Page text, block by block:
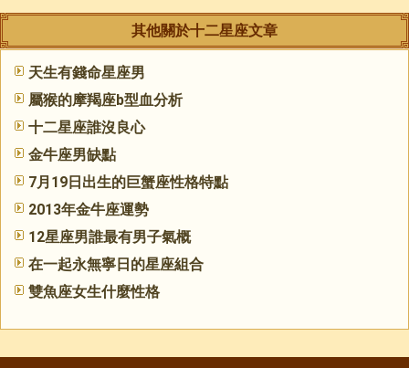
其他關於十二星座文章
天生有錢命星座男
屬猴的摩羯座b型血分析
十二星座誰沒良心
金牛座男缺點
7月19日出生的巨蟹座性格特點
2013年金牛座運勢
12星座男誰最有男子氣概
在一起永無寧日的星座組合
雙魚座女生什麼性格